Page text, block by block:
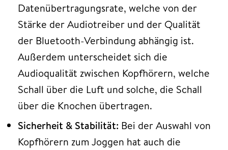
Datenübertragungsrate, welche von der
Stärke der Audiotreiber und der Qualität
der Bluetooth-Verbindung abhängig ist.
Außerdem unterscheidet sich die
Audioqualität zwischen Kopfhörern, welche
Schall über die Luft und solche, die Schall
über die Knochen übertragen.
Sicherheit & Stabilität: Bei der Auswahl von
Kopfhörern zum Joggen hat auch die